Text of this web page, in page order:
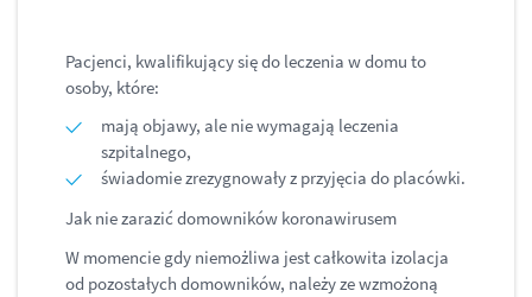
Pacjenci, kwalifikujący się do leczenia w domu to
osoby, które:
mają objawy, ale nie wymagają leczenia
szpitalnego,
świadomie zrezygnowały z przyjęcia do placówki.
Jak nie zarazić domowników koronawirusem
W momencie gdy niemożliwa jest całkowita izolacja
od pozostałych domowników, należy ze wzmożoną